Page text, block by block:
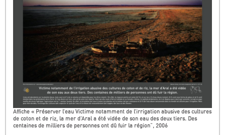
Affiche « Préserver l’eau Victime notamment de l’irrigation abusive des cultures
de coton et de riz, la mer d’Aral a été vidée de son eau des deux tiers. Des
centaines de milliers de personnes ont dû fuir la région", 2006